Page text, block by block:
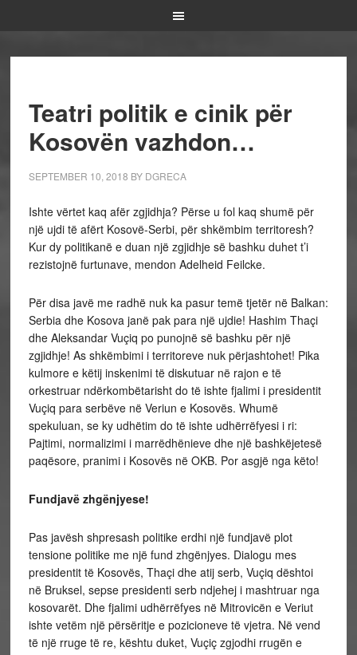
Teatri politik e cinik për
Kosovën vazhdon…
SEPTEMBER 10, 2018 BY DGRECA
Ishte vërtet kaq afër zgjidhja? Përse u fol kaq shumë për
një ujdi të afërt Kosovë-Serbi, për shkëmbim territoresh?
Kur dy politikanë e duan një zgjidhje së bashku duhet t’i
rezistojnë furtunave, mendon Adelheid Feilcke.
Për disa javë me radhë nuk ka pasur temë tjetër në Balkan:
Serbia dhe Kosova janë pak para një ujdie! Hashim Thaçi
dhe Aleksandar Vuçiq po punojnë së bashku për një
zgjidhje! As shkëmbimi i territoreve nuk përjashtohet! Pika
kulmore e këtij inskenimi të diskutuar në rajon e të
orkestruar ndërkombëtarisht do të ishte fjalimi i presidentit
Vuçiq para serbëve në Veriun e Kosovës. Whumë
spekuluan, se ky udhëtim do të ishte udhërrëfyesi i ri:
Pajtimi, normalizimi i marrëdhënieve dhe një bashkëjetesë
paqësore, pranimi i Kosovës në OKB. Por asgjë nga këto!
Fundjavë zhgënjyese!
Pas javësh shpresash politike erdhi një fundjavë plot
tensione politike me një fund zhgënjyes. Dialogu mes
presidentit të Kosovës, Thaçi dhe atij serb, Vuçiq dështoi
në Bruksel, sepse presidenti serb ndjehej i mashtruar nga
kosovarët. Dhe fjalimi udhërrëfyes në Mitrovicën e Veriut
ishte vetëm një përsëritje e pozicioneve të vjetra. Në vend
të një rruge të re, kështu duket, Vuçiç zgjodhi rrugën e